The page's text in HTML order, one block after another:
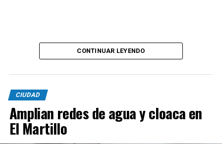
CONTINUAR LEYENDO
CIUDAD
Amplian redes de agua y cloaca en
El Martillo